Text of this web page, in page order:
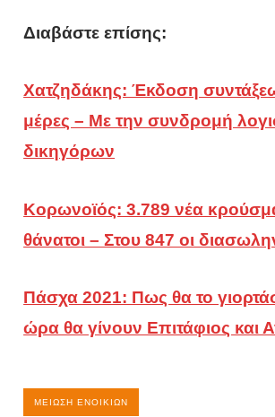
Διαβάστε επίσης:
Χατζηδάκης: Έκδοση
μέρες – Με την συνδρομή
δικηγόρων
Κορωνοϊός: 3.789 νέα
θάνατοι – Στου 847 οι
Πάσχα 2021: Πως θα το
ώρα θα γίνουν Επιτάφιος και
ΜΕΊΩΣΗ ΕΝΟΙΚΊΩΝ